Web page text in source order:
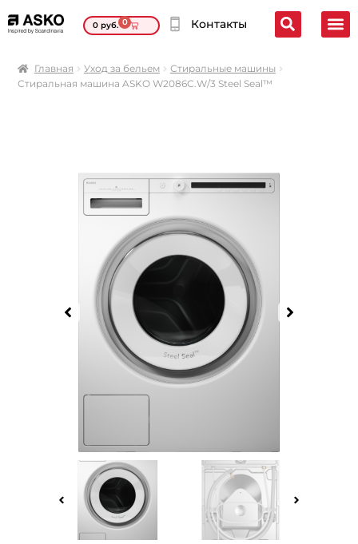
0руб. 0 Контакты
Главная Уход за бельем
Стиральные машины
Стиральная машина ASKO W2086C.W/3 Steel Seal™